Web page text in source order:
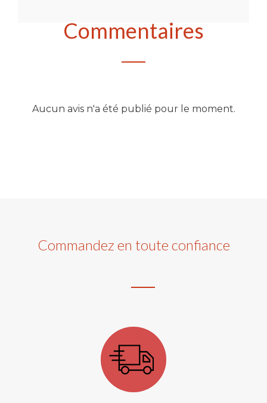
Commentaires
Aucun avis n'a été publié pour le moment.
Commandez en toute confiance